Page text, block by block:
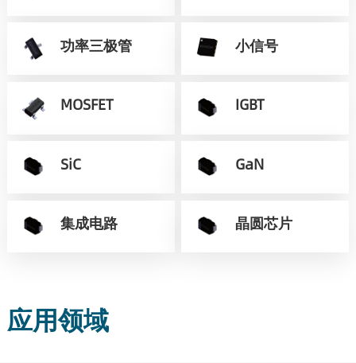
功率三极管 小信号
MOSFET IGBT
SiC GaN
集成电路 晶圆芯片
应用领域